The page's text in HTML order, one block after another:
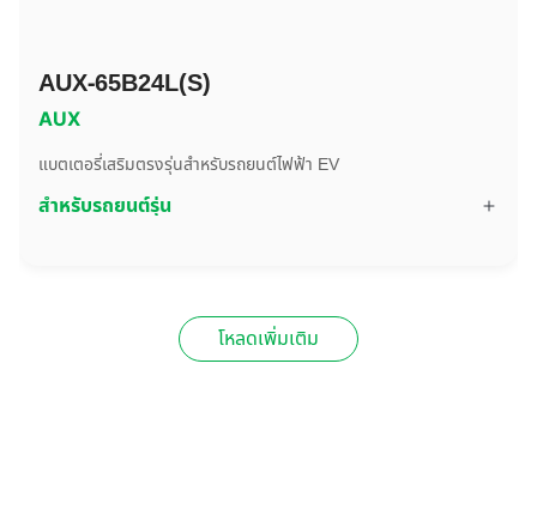
AUX-65B24L(S)
AUX
แบตเตอรี่เสริมตรงรุ่นสำหรับรถยนต์ไฟฟ้า EV
สำหรับรถยนต์รุ่น
โหลดเพิ่มเติม